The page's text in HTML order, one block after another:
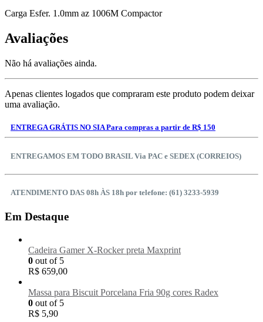
Carga Esfer. 1.0mm az 1006M Compactor
Avaliações
Não há avaliações ainda.
Apenas clientes logados que compraram este produto podem deixar
uma avaliação.
ENTREGA GRÁTIS NO SIA Para compras a partir de R$ 150
ENTREGAMOS EM TODO BRASIL Via PAC e SEDEX (CORREIOS)
ATENDIMENTO DAS 08h ÀS 18h por telefone: (61) 3233-5939
Em Destaque
Cadeira Gamer X-Rocker preta Maxprint
0 out of 5
R$ 659,00
Massa para Biscuit Porcelana Fria 90g cores Radex
0 out of 5
R$ 5,90